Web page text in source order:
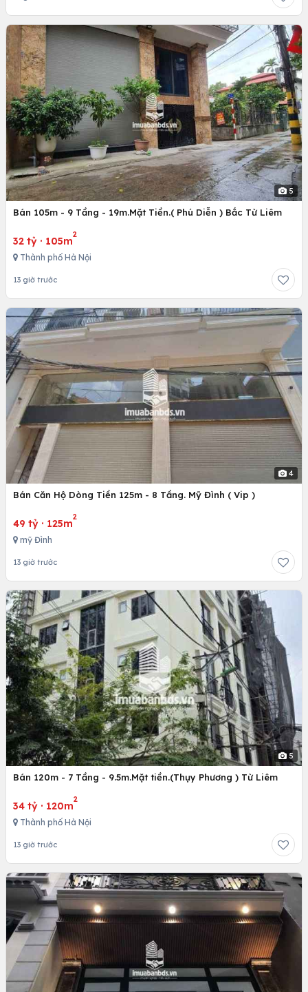
5
Bán 105m - 9 Tầng - 19m.Mặt Tiền.( Phú Diễn ) Bắc Từ Liêm
32 tỷ · 105m
2
Thành phố Hà Nội
13 giờ trước
4
Bán Căn Hộ Dòng Tiền 125m - 8 Tầng. Mỹ Đình ( Vip )
49 tỷ · 125m
2
mỹ Đình
13 giờ trước
5
Bán 120m - 7 Tầng - 9.5m.Mặt tiền.(Thụy Phương ) Từ Liêm
34 tỷ · 120m
2
Thành phố Hà Nội
13 giờ trước